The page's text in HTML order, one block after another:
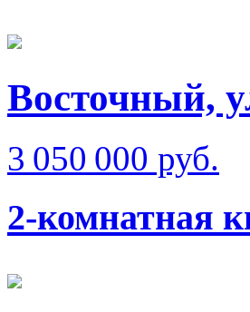
Восточный,
3 050 000 руб.
2-комнатная